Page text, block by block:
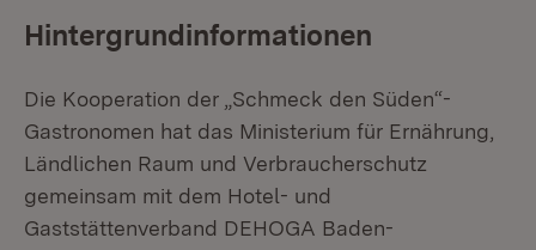
Hintergrundinformationen
Die Kooperation der „Schmeck den Süden“-
Gastronomen hat das Ministerium für Ernährung,
Ländlichen Raum und Verbraucherschutz
gemeinsam mit dem Hotel- und
Gaststättenverband DEHOGA Baden-